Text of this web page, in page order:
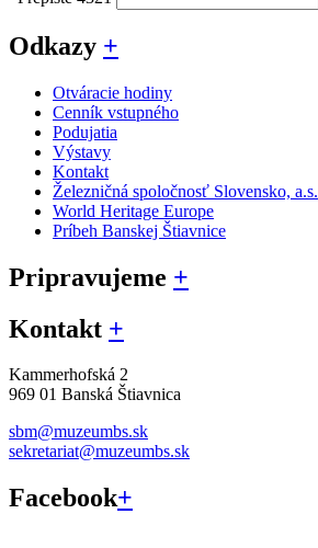
Odkazy +
Otváracie hodiny
Cenník vstupného
Podujatia
Výstavy
Kontakt
Železničná spoločnosť Slovensko, a.s.
World Heritage Europe
Príbeh Banskej Štiavnice
Pripravujeme +
Kontakt +
Kammerhofská 2
969 01 Banská Štiavnica
sbm@muzeumbs.sk
sekretariat@muzeumbs.sk
Facebook+